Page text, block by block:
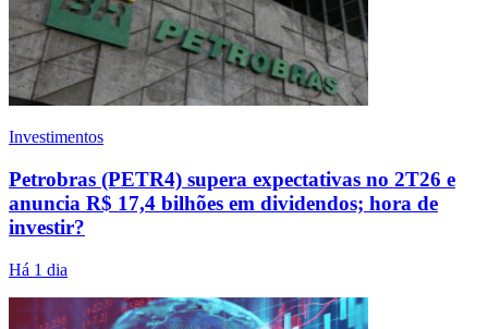
Investimentos
Petrobras (PETR4) supera expectativas no 2T26 e
anuncia R$ 17,4 bilhões em dividendos; hora de
investir?
Há 1 dia